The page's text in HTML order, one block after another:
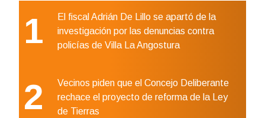
1
El fiscal Adrián De Lillo se apartó de la
investigación por las denuncias contra
policías de Villa La Angostura
2
Vecinos piden que el Concejo Deliberante
rechace el proyecto de reforma de la Ley
de Tierras